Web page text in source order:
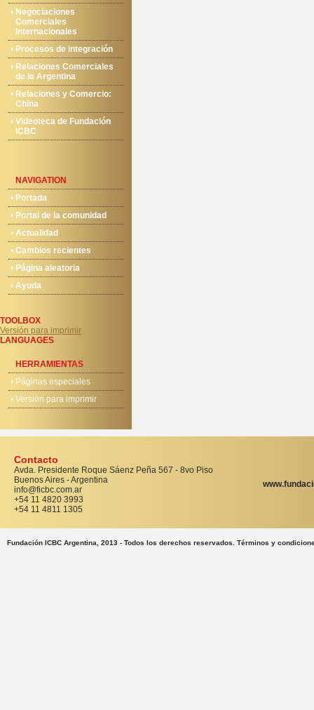
Negociaciones
Comerciales
Internacionales
Procesos de integración
Relaciones Comerciales
de la Argentina
Relaciones y Comercio:
China
Videoteca de Fundación
ICBC
NAVIGATION
Portada
Portal de la comunidad
Actualidad
Cambios recientes
Página aleatoria
Ayuda
TOOLBOX
Versión para imprimir
LANGUAGES
HERRAMIENTAS
Páginas especiales
Versión para imprimir
Contacto
Avda. Presidente Roque Sáenz Peña 567 - 8vo Piso
Buenos Aires - Argentina
info@ficbc.com.ar
+54 11 4820 3993
+54 11 4811 1305
Fundación ICBC Argentina, 2013 - Todos los derechos reservados. Términos y